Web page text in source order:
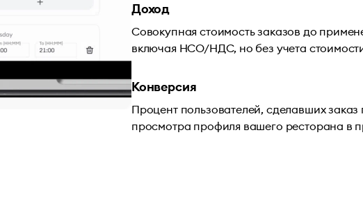
Доход
Совокупная стоимость заказов до
включая НСО/НДС, но без учета
Конверсия
Процент пользователей, сделавших заказ
просмотра профиля вашего ресторана в